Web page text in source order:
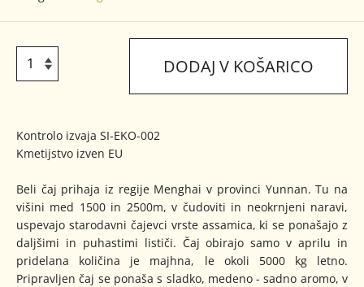
DODAJ V KOŠARICO
Kontrolo izvaja SI-EKO-002
Kmetijstvo izven EU
Beli čaj prihaja iz regije Menghai v provinci Yunnan. Tu na
višini med 1500 in 2500m, v čudoviti in neokrnjeni naravi,
uspevajo starodavni čajevci vrste assamica, ki se ponašajo z
daljšimi in puhastimi lističi. Čaj obirajo samo v aprilu in
pridelana količina je majhna, le okoli 5000 kg letno.
Pripravljen čaj se ponaša s sladko, medeno - sadno aromo, v